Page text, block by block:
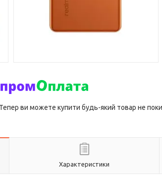
Тепер ви можете купити будь-який товар не
Характеристики